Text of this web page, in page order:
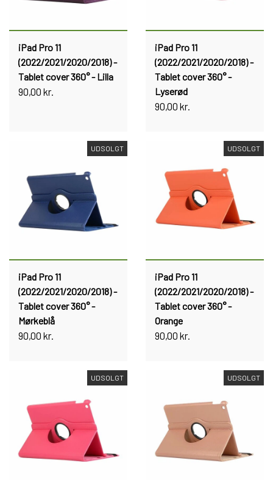
iPad Pro 11
(2022/2021/2020/2018) -
Tablet cover 360° - Lilla
90,00 kr.
iPad Pro 11
(2022/2021/2020/2018) -
Tablet cover 360° -
Lyserød
90,00 kr.
UDSOLGT
iPad Pro 11
(2022/2021/2020/2018) -
Tablet cover 360° -
Mørkeblå
90,00 kr.
UDSOLGT
iPad Pro 11
(2022/2021/2020/2018) -
Tablet cover 360° -
Orange
90,00 kr.
UDSOLGT UDSOLGT